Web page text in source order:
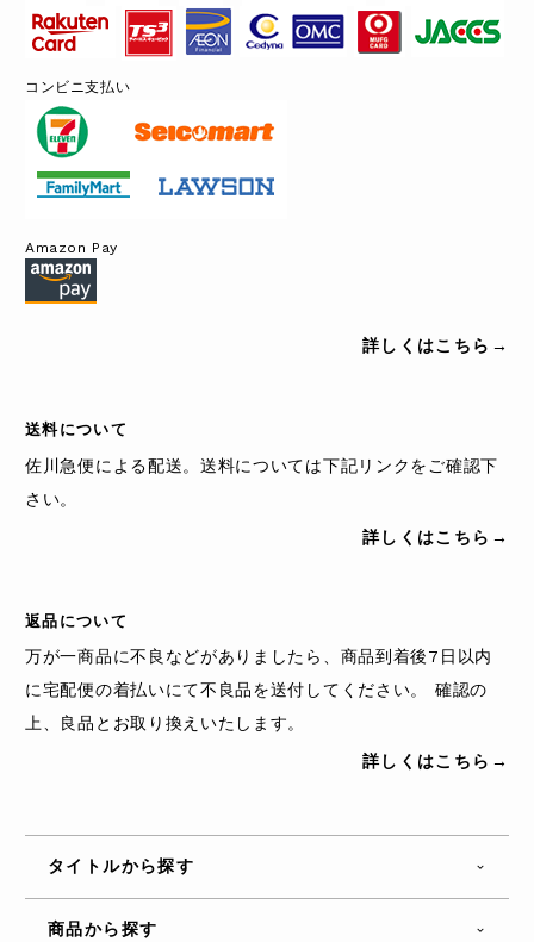
コンビニ支払い
Amazon Pay
詳しくはこちら→
送料について
佐川急便による配送。送料については下記リンクをご確認下
さい。
詳しくはこちら→
返品について
万が一商品に不良などがありましたら、商品到着後7日以内
に宅配便の着払いにて不良品を送付してください。 確認の
上、良品とお取り換えいたします。
詳しくはこちら→
タイトルから探す
商品から探す